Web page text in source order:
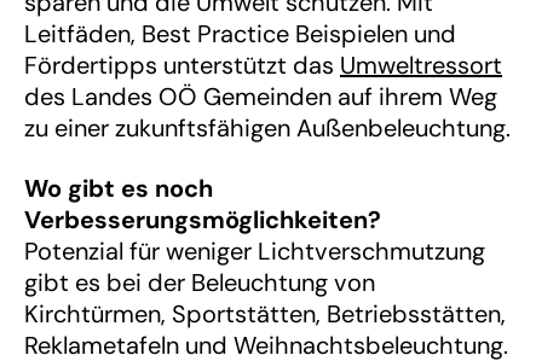
Leitfäden, Best Practice Beispielen und
Fördertipps unterstützt das Umweltressort
des Landes OÖ Gemeinden auf ihrem Weg
zu einer zukunftsfähigen Außenbeleuchtung.
Wo gibt es noch
Verbesserungsmöglichkeiten?
Potenzial für weniger Lichtverschmutzung
gibt es bei der Beleuchtung von
Kirchtürmen, Sportstätten, Betriebsstätten,
Reklametafeln und Weihnachtsbeleuchtung.